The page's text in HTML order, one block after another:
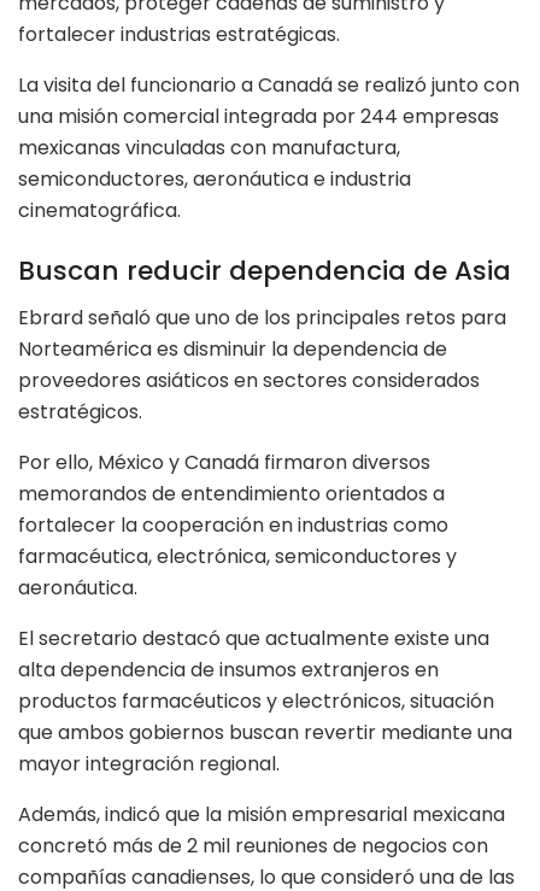
fortalecer industrias estratégicas.
La visita del funcionario a Canadá se realizó junto con
una misión comercial integrada por 244 empresas
mexicanas vinculadas con manufactura,
semiconductores, aeronáutica e industria
cinematográfica.
Buscan reducir dependencia de Asia
Ebrard señaló que uno de los principales retos para
Norteamérica es disminuir la dependencia de
proveedores asiáticos en sectores considerados
estratégicos.
Por ello, México y Canadá firmaron diversos
memorandos de entendimiento orientados a
fortalecer la cooperación en industrias como
farmacéutica, electrónica, semiconductores y
aeronáutica.
El secretario destacó que actualmente existe una
alta dependencia de insumos extranjeros en
productos farmacéuticos y electrónicos, situación
que ambos gobiernos buscan revertir mediante una
mayor integración regional.
Además, indicó que la misión empresarial mexicana
concretó más de 2 mil reuniones de negocios con
compañías canadienses, lo que consideró una de las